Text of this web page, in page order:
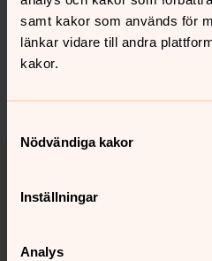
samt kakor som används för
länkar vidare till andra
kakor.
Nödvändiga kakor
Inställningar
Analys
Synpunkter eller
innehåll?
Tillbaka till toppen
Tillbaka till innehållet